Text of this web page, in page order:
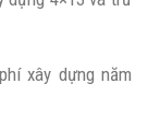
xây dựng năm